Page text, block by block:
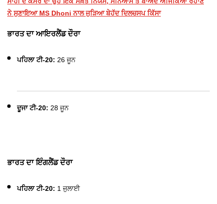
ਨੇ ਸੁਣਾਇਆ MS Dhoni ਨਾਲ ਜੁੜਿਆ ਬੇਹੱਦ ਦਿਲਚਸਪ ਕਿੱਸਾ
ਭਾਰਤ ਦਾ ਆਇਰਲੈਂਡ ਦੌਰਾ
ਪਹਿਲਾ ਟੀ-20: 26 ਜੂਨ
ਦੂਜਾ ਟੀ-20: 28 ਜੂਨ
ਭਾਰਤ ਦਾ ਇੰਗਲੈਂਡ ਦੌਰਾ
ਪਹਿਲਾ ਟੀ-20: 1 ਜੁਲਾਈ